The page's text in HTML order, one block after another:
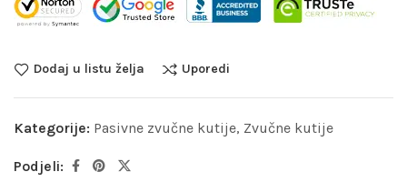
Dodaj u listu želja Uporedi
Kategorije: Pasivne zvučne kutije, Zvučne kutije
Podjeli: